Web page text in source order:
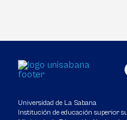
Universidad de La Sabana
Institución de educación superior